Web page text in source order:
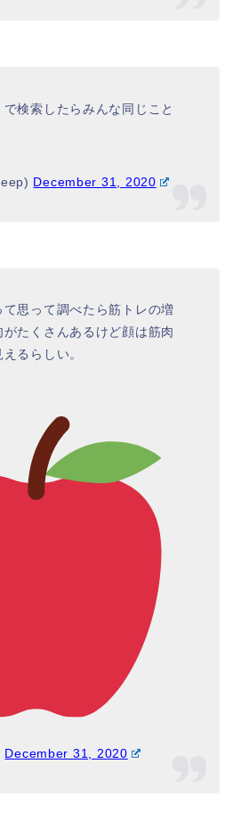
索したらみんな同じこと
December 31, 2020
思って調べたら筋トレの増
たくさんあるけど顔は筋肉
るらしい。
December 31, 2020